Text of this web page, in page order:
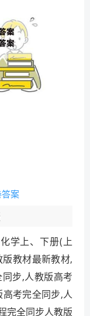
案
学上、下册(上
教材最新教材,
步,人教版高考
考完全同步,人
完全同步人教版